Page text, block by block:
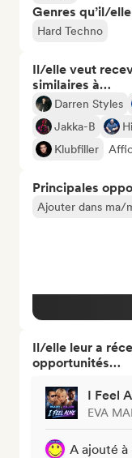
Genres qu’il/
Hard Techno
Il/elle veut
similaires à…
Darren Styles
Jakka-B
Klubfiller
Principales
Ajouter dans ma/
Il/elle leur a
opportunités…
I Feel
EVA
A ajouté